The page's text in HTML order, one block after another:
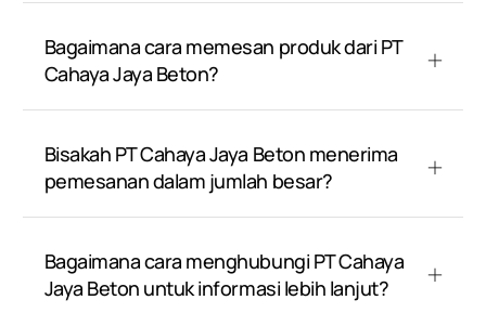
Bagaimana cara memesan produk dari PT
Cahaya Jaya Beton?
Bisakah PT Cahaya Jaya Beton menerima
pemesanan dalam jumlah besar?
Bagaimana cara menghubungi PT Cahaya
Jaya Beton untuk informasi lebih lanjut?